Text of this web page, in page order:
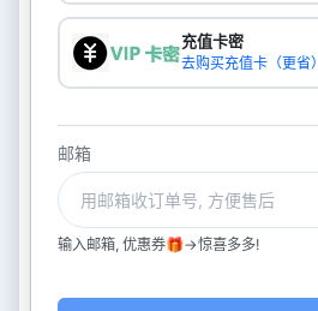
充值卡密
去购买充值卡（更省）
邮箱
输入邮箱, 优惠券🎁->惊喜多多!